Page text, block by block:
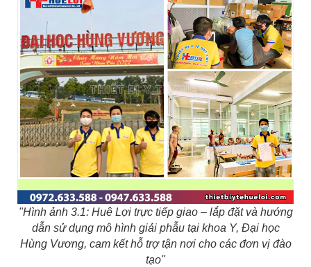
"Hình ảnh 3.1: Huê Lợi trực tiếp giao – lắp đặt và hướng
dẫn sử dụng mô hình giải phẫu tại khoa Y, Đại học
Hùng Vương, cam kết hỗ trợ tận nơi cho các đơn vị đào
tạo"